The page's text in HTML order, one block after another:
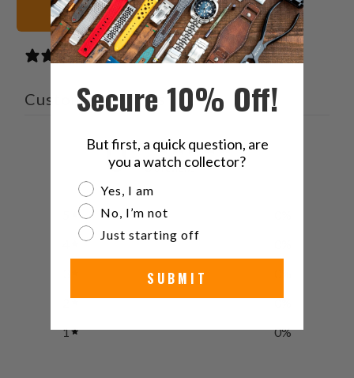
verdi Cinturini orologio
0 reviews
Customer reviews
0 / 50 reviews
0%
1
0%
Secure 10% Off!
But first, a quick question, are
you a watch collector?
Are you a watch collector?
Yes, I am
No, I’m not
Just starting off
SUBMIT